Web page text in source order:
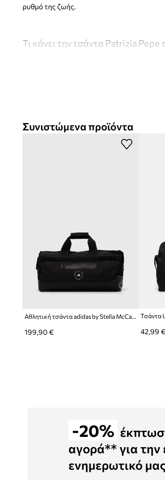
ρυθμό της ζωής.
Τι κάνει την τσάντα Patrizia Pepe
Το μεσαίο μέγεθος της τσάντας
απαραίτητων αντικειμένων χωρίς
της τσάντας και διευκολύνουν τη
προωθεί έναν δραστήριο τρόπο ζωής.
Η μαλακή κατασκευή της τσάντας
προσαρμογή στο περιεχόμενο.
Μία εξωτερική τσέπη που κλείνει με
Συνιστώμενα προϊόντα
Αθλητική τσάντα adidas by Stella McCartney
199,90 €
Τσάντα
42,99 €
-20%
αγορά** για
ενημερωτικό